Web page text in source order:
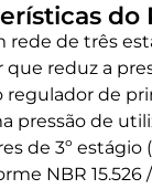
do
rede de três
que reduz a
regulador de
pressão de
de 3º estágio
NBR 15.526 /